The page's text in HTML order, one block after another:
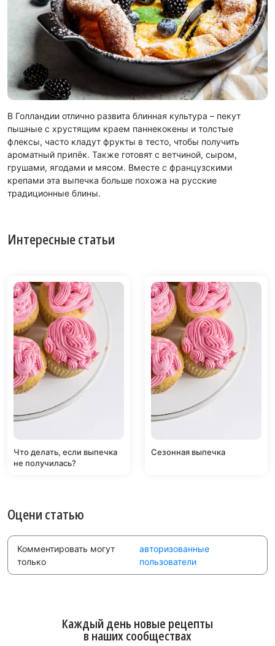
В Голландии отлично развита блинная культура – пекут
пышные с хрустящим краем паннекокены и толстые
флексы, часто кладут фрукты в тесто, чтобы получить
ароматный припёк. Также готовят с ветчиной, сыром,
грушами, ягодами и мясом. Вместе с французскими
крепами эта выпечка больше похожа на русские
традиционные блины.
Интересные статьи
Что делать, если выпечка
не получилась?
Сезонная выпечка
Оцени статью
Комментировать могут
только
авторизованные
пользователи
Каждый день новые рецепты
в наших сообществах